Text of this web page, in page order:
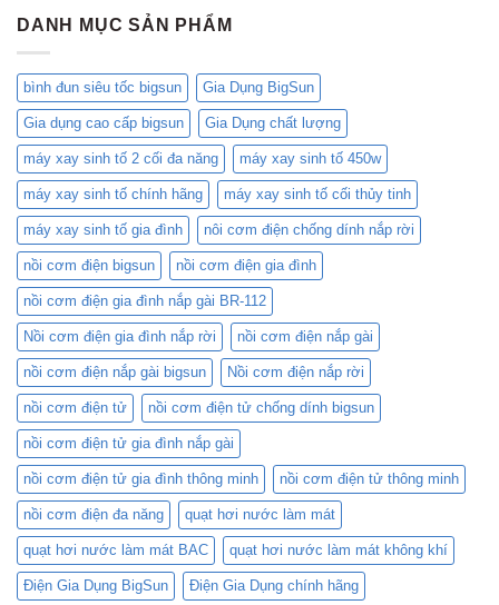
Bạn!
20SS
1500
của
Bigsun
ĐIỆN
Chi
Cơm
Cơ
3D
1.8L
BR-
418C
và
Nồi
Cơm
Điện
Mini:
Lựa
Chọn
Nào
Phù
Hợp
Với
Bạn?
DANH MỤC SẢN PHẨM
bình đun siêu tốc bigsun Gia Dụng BigSun
Gia dụng cao cấp bigsun Gia Dụng chất lượng
máy xay sinh tố 2 cối đa năng máy xay sinh tố 450w
máy xay sinh tố chính hãng máy xay sinh tố cối thủy tinh
máy xay sinh tố gia đình nôi cơm điện chống dính nắp rời
nồi cơm điện bigsun nồi cơm điện gia đình
nồi cơm điện gia đình nắp gài BR-112
Nồi cơm điện gia đình nắp rời nồi cơm điện nắp gài
nồi cơm điện nắp gài bigsun Nồi cơm điện nắp rời
nồi cơm điện tử nồi cơm điện tử chống dính bigsun
nồi cơm điện tử gia đình nắp gài
nồi cơm điện tử gia đình thông minh nồi cơm điện tử thông minh
nồi cơm điện đa năng quạt hơi nước làm mát
quạt hơi nước làm mát BAC quạt hơi nước làm mát không khí
Điện Gia Dụng BigSun Điện Gia Dụng chính hãng